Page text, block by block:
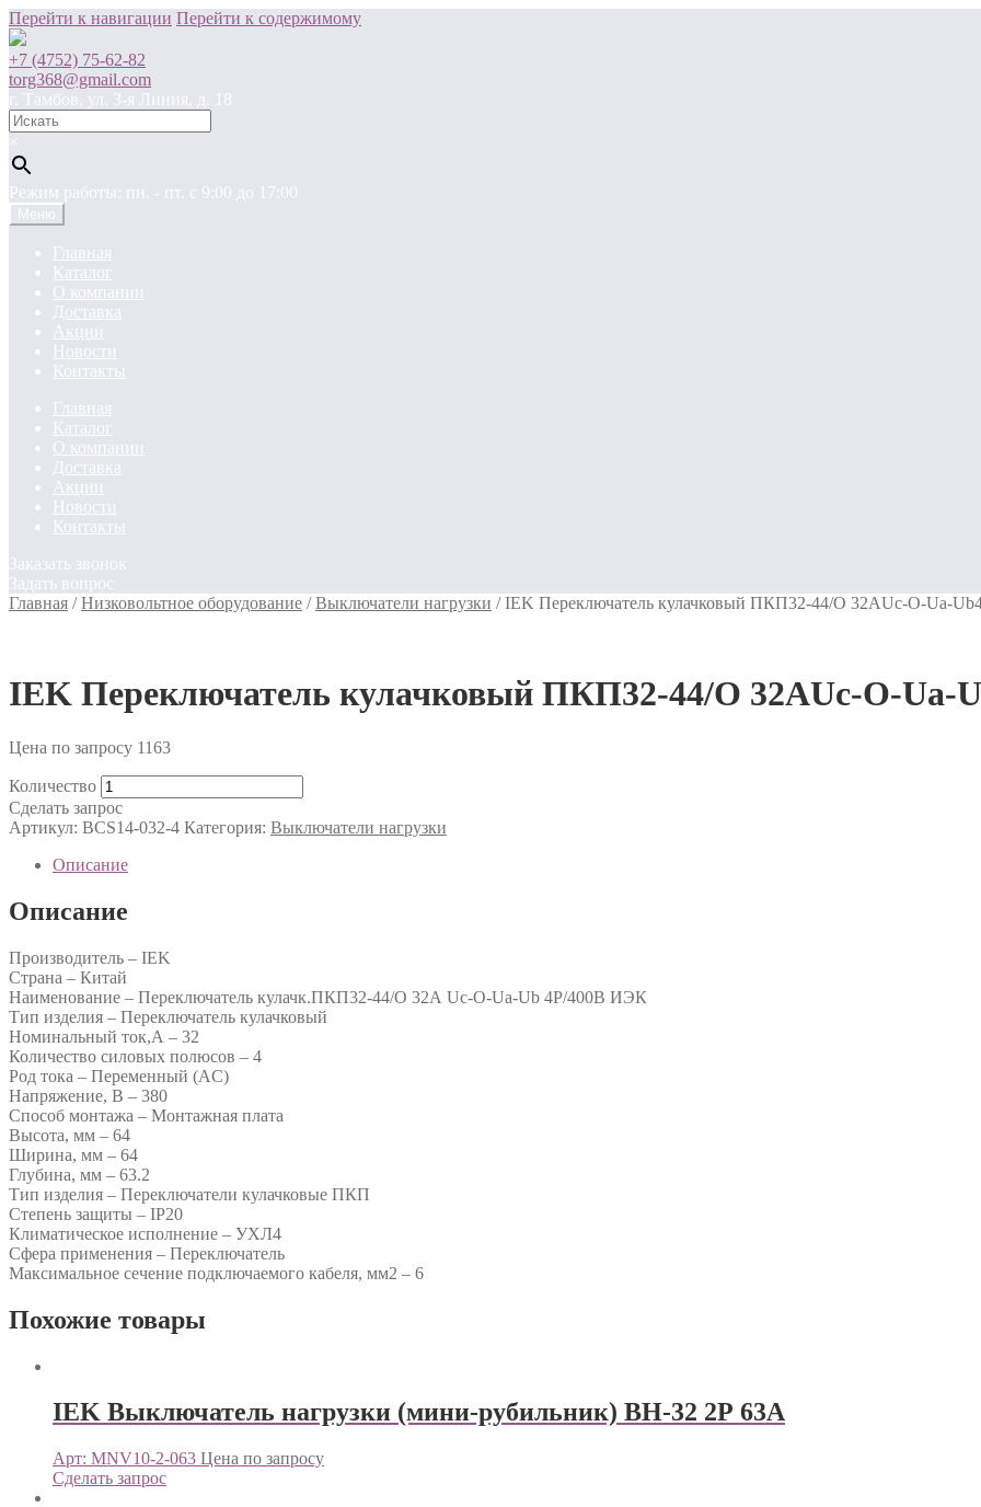
Перейти к навигации Перейти к содержимому
+7 (4752) 75-62-82
torg368@gmail.com
г. Тамбов, ул. 3-я Линия, д. 18
×
Режим работы: пн. - пт. c 9:00 до 17:00
Меню
Главная
Каталог
О компании
Доставка
Акции
Новости
Контакты
Главная
Каталог
О компании
Доставка
Акции
Новости
Контакты
Заказать звонок
Задать вопрос
Главная /Низковольтное оборудование /Выключатели нагрузки /IEK Переключатель кулачковый ПКП32-44/О 32АUc-O-Ua-
IEK Переключатель кулачковый ПКП32-44/О 32АUc-O-Ua-
Цена по запросу 1163
Количество
Сделать запрос
Артикул: BCS14-032-4 Категория: Выключатели нагрузки
Описание
Описание
Производитель – IEK
Страна – Китай
Наименование – Переключатель кулачк.ПКП32-44/О 32А Uc-O-Ua-Ub 4Р/400В ИЭК
Тип изделия – Переключатель кулачковый
Номинальный ток,А – 32
Количество силовых полюсов – 4
Род тока – Переменный (AC)
Напряжение, В – 380
Способ монтажа – Монтажная плата
Высота, мм – 64
Ширина, мм – 64
Глубина, мм – 63.2
Тип изделия – Переключатели кулачковые ПКП
Степень защиты – IP20
Климатическое исполнение – УХЛ4
Сфера применения – Переключатель
Максимальное сечение подключаемого кабеля, мм2 – 6
Похожие товары
IEK Выключатель нагрузки (мини-рубильник) ВН-32 2Р 63А
Арт: MNV10-2-063 Цена по запросу
Сделать запрос